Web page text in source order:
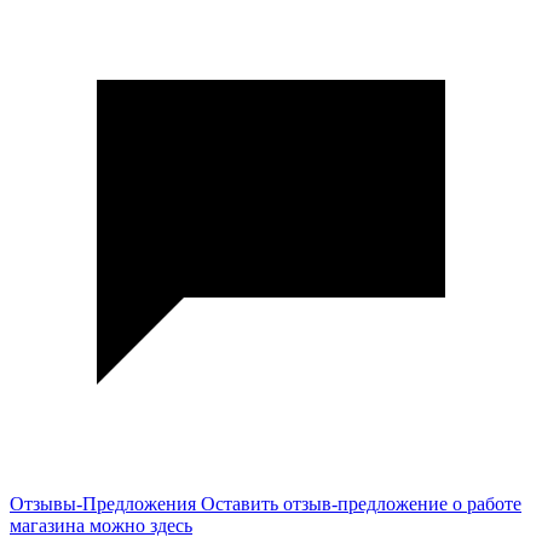
Отзывы-Предложения Оставить отзыв-предложение о работе
магазина можно здесь